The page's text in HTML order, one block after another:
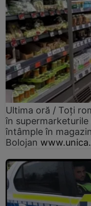
Ultima oră / Toți
în
întâmple în
Bolojan